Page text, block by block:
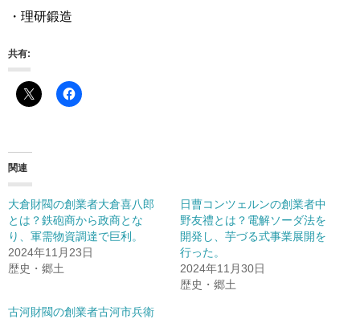
・理研鍛造
共有:
関連
大倉財閥の創業者大倉喜八郎
とは？鉄砲商から政商とな
り、軍需物資調達で巨利。
2024年11月23日
歴史・郷土
日曹コンツェルンの創業者中
野友禮とは？電解ソーダ法を
開発し、芋づる式事業展開を
行った。
2024年11月30日
歴史・郷土
古河財閥の創業者古河市兵衛